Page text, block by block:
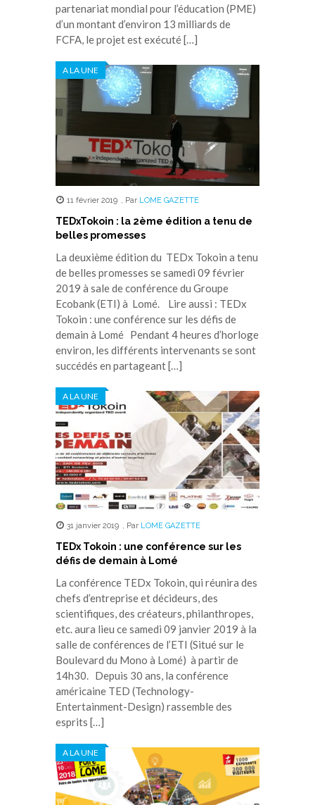
partenariat mondial pour l’éducation (PME)
d’un montant d’environ 13 milliards de
FCFA, le projet est exécuté […]
A LA UNE
11 février 2019 Par LOME GAZETTE
TEDxTokoin : la 2ème édition a tenu de
belles promesses
La deuxième édition du TEDx Tokoin a tenu
de belles promesses se samedi 09 février
2019 à sale de conférence du Groupe
Ecobank (ETI) à Lomé. Lire aussi : TEDx
Tokoin : une conférence sur les défis de
demain à Lomé Pendant 4 heures d’horloge
environ, les différents intervenants se sont
succédés en partageant […]
A LA UNE
31 janvier 2019 , Par LOME GAZETTE
TEDx Tokoin : une conférence sur les
défis de demain à Lomé
La conférence TEDx Tokoin, qui réunira des
chefs d’entreprise et décideurs, des
scientifiques, des créateurs, philanthropes,
etc. aura lieu ce samedi 09 janvier 2019 à la
salle de conférences de l’ETI (Situé sur le
Boulevard du Mono à Lomé) à partir de
14h30. Depuis 30 ans, la conférence
américaine TED (Technology-
Entertainment-Design) rassemble des
esprits […]
A LA UNE